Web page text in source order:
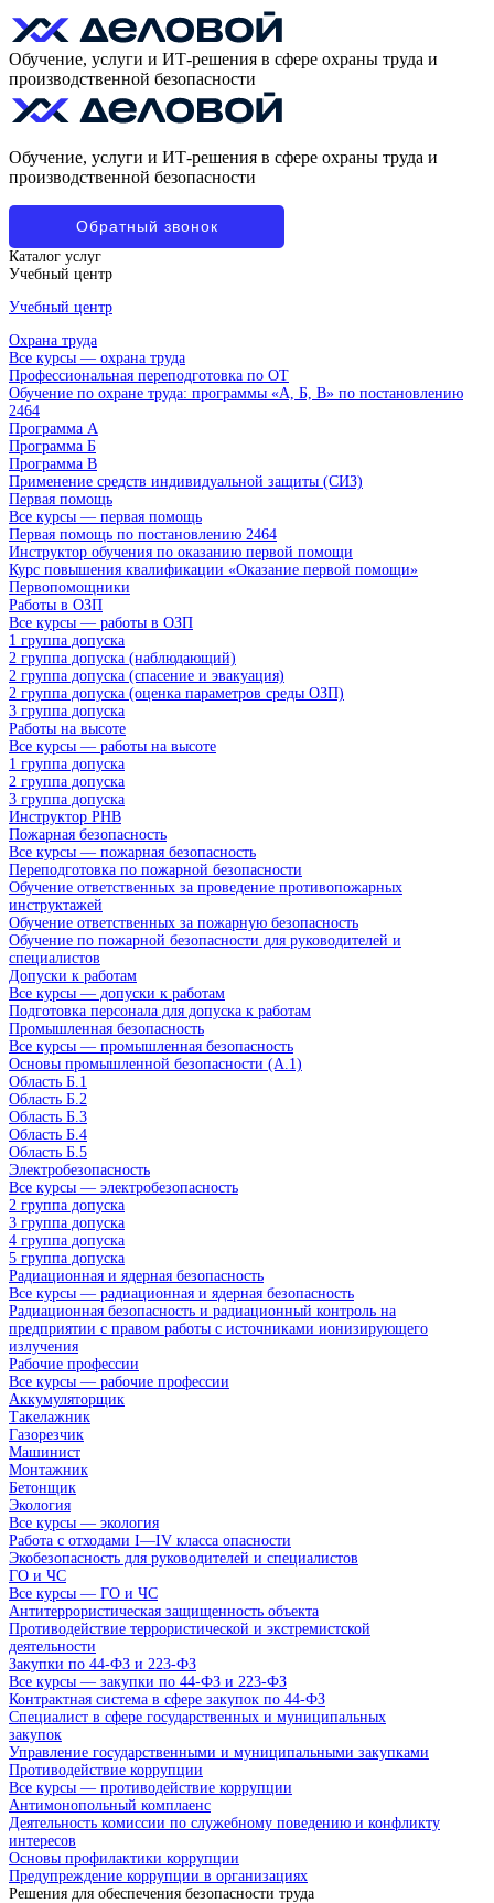
Обучение, услуги и ИТ-решения в сфере охраны труда и
производственной безопасности
Обучение, услуги и ИТ-решения в сфере охраны труда и
производственной безопасности
Обратный звонок
Каталог услуг
Учебный центр
Учебный центр
Охрана труда
Все курсы — охрана труда
Профессиональная переподготовка по ОТ
Обучение по охране труда: программы «А, Б, В» по постановлению
2464
Программа А
Программа Б
Программа В
Применение средств индивидуальной защиты (СИЗ)
Первая помощь
Все курсы — первая помощь
Первая помощь по постановлению 2464
Инструктор обучения по оказанию первой помощи
Курс повышения квалификации «Оказание первой помощи»
Первопомощники
Работы в ОЗП
Все курсы — работы в ОЗП
1 группа допуска
2 группа допуска (наблюдающий)
2 группа допуска (спасение и эвакуация)
2 группа допуска (оценка параметров среды ОЗП)
3 группа допуска
Работы на высоте
Все курсы — работы на высоте
1 группа допуска
2 группа допуска
3 группа допуска
Инструктор РНВ
Пожарная безопасность
Все курсы — пожарная безопасность
Переподготовка по пожарной безопасности
Обучение ответственных за проведение противопожарных
инструктажей
Обучение ответственных за пожарную безопасность
Обучение по пожарной безопасности для руководителей и
специалистов
Допуски к работам
Все курсы — допуски к работам
Подготовка персонала для допуска к работам
Промышленная безопасность
Все курсы — промышленная безопасность
Основы промышленной безопасности (A.1)
Область Б.1
Область Б.2
Область Б.3
Область Б.4
Область Б.5
Электробезопасность
Все курсы — электробезопасность
2 группа допуска
3 группа допуска
4 группа допуска
5 группа допуска
Радиационная и ядерная безопасность
Все курсы — радиационная и ядерная безопасность
Радиационная безопасность и радиационный контроль на
предприятии с правом работы с источниками ионизирующего
излучения
Рабочие профессии
Все курсы — рабочие профессии
Аккумуляторщик
Такелажник
Газорезчик
Машинист
Монтажник
Бетонщик
Экология
Все курсы — экология
Работа с отходами I—IV класса опасности
Экобезопасность для руководителей и специалистов
ГО и ЧС
Все курсы — ГО и ЧС
Антитеррористическая защищенность объекта
Противодействие террористической и экстремистской
деятельности
Закупки по 44-ФЗ и 223-ФЗ
Все курсы — закупки по 44-ФЗ и 223-ФЗ
Контрактная система в сфере закупок по 44-ФЗ
Специалист в сфере государственных и муниципальных
закупок
Управление государственными и муниципальными закупками
Противодействие коррупции
Все курсы — противодействие коррупции
Антимонопольный комплаенс
Деятельность комиссии по служебному поведению и конфликту
интересов
Основы профилактики коррупции
Предупреждение коррупции в организациях
Решения для обеспечения безопасности труда